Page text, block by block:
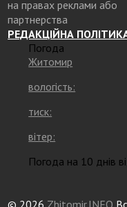
на правах реклами або
партнерства
РЕДАКЦІЙНА
Погода
Житомир
вологість:
тиск:
вітер:
Погода на 10 днів
© 2026 Zhitomir.INFO